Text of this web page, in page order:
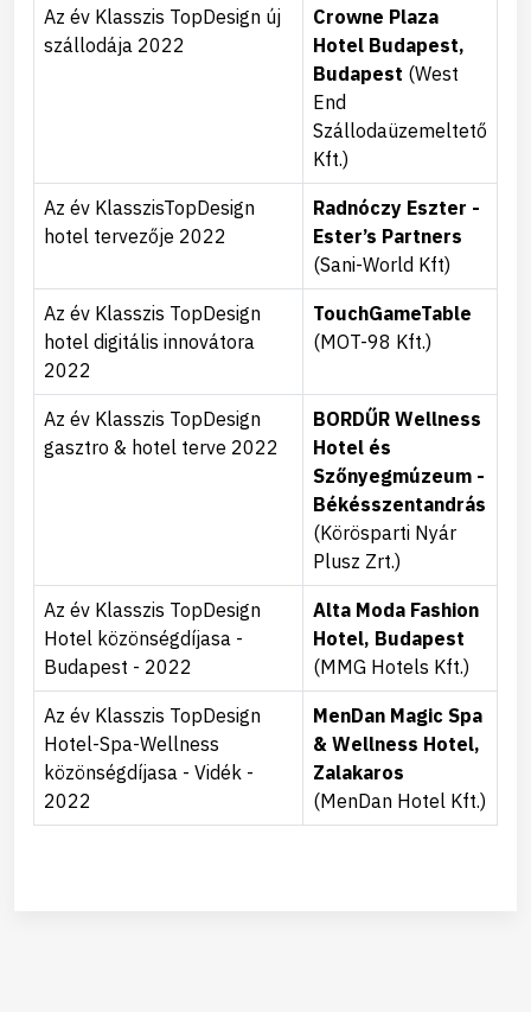
Az év Klasszis TopDesign új
szállodája 2022
Crowne Plaza
Hotel Budapest,
Budapest (West
End
Szállodaüzemeltető
Kft.)
Az év KlasszisTopDesign
hotel tervezője 2022
Radnóczy Eszter -
Ester’s Partners
(Sani-World Kft)
Az év Klasszis TopDesign
hotel digitális innovátora
2022
TouchGameTable
(MOT-98 Kft.)
Az év Klasszis TopDesign
gasztro & hotel terve 2022
BORDŰR Wellness
Hotel és
Szőnyegmúzeum -
Békésszentandrás
(Körösparti Nyár
Plusz Zrt.)
Az év Klasszis TopDesign
Hotel közönségdíjasa -
Budapest - 2022
Alta Moda Fashion
Hotel, Budapest
(MMG Hotels Kft.)
Az év Klasszis TopDesign
Hotel-Spa-Wellness
közönségdíjasa - Vidék -
2022
MenDan Magic Spa
& Wellness Hotel,
Zalakaros
(MenDan Hotel Kft.)